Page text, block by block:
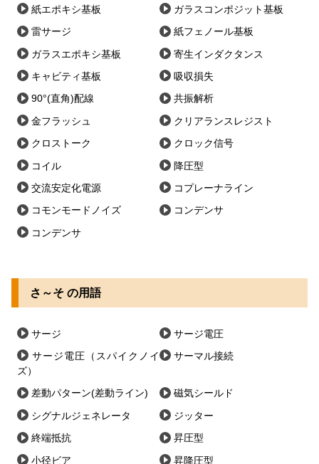
紙エポキシ基板 ガラスコンポジット基板
雷サージ 紙フェノール基板
ガラスエポキシ基板 寄生インダクタンス
キャビティ基板 吸収損失
90°(直角)配線 共振解析
金フラッシュ クリアランスレジスト
クロストーク クロック信号
コイル 降圧型
交流安定化電源 コプレーナライン
コモンモードノイズ コンデンサ
コンデンサ
さ～そ の用語
サージ サージ電圧
サージ電圧（スパイクノイ
ズ）
サーマル接続
差動パターン(差動ライン) 磁気シールド
シグナルジェネレータ ジッター
終端抵抗 昇圧型
小径ビア 昇降圧型